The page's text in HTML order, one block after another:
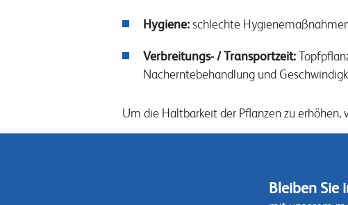
Hygiene:schlechte
Verbreitungs- / Transportzeit:
Nacherntebehandlung und
Um die Haltbarkeit der Pflanzen zu erhöhen,
Bleiben Sie